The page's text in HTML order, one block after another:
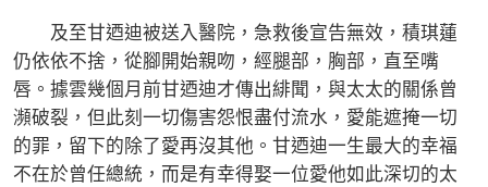
及至甘迺迪被送入醫院，急救後宣告無效，積琪蓮
仍依依不捨，從腳開始親吻，經腿部，胸部，直至嘴
唇。據雲幾個月前甘迺迪才傳出緋聞，與太太的關係曾
瀕破裂，但此刻一切傷害怨恨盡付流水，愛能遮掩一切
的罪，留下的除了愛再沒其他。甘迺迪一生最大的幸福
不在於曾任總統，而是有幸得娶一位愛他如此深切的太